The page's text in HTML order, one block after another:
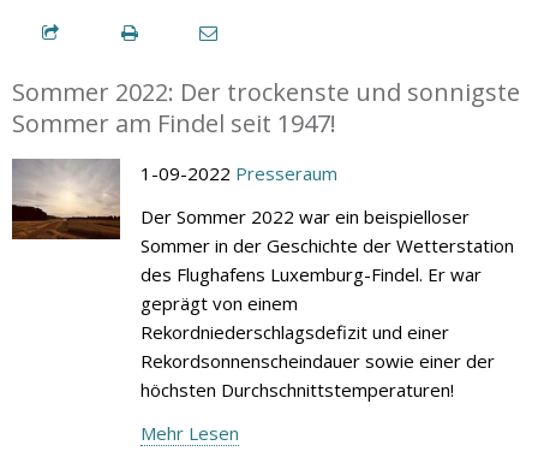
Sommer 2022: Der trockenste und sonnigste
Sommer am Findel seit 1947!
1-09-2022 Presseraum
Der Sommer 2022 war ein beispielloser
Sommer in der Geschichte der Wetterstation
des Flughafens Luxemburg-Findel. Er war
geprägt von einem
Rekordniederschlagsdefizit und einer
Rekordsonnenscheindauer sowie einer der
höchsten Durchschnittstemperaturen!
Mehr Lesen